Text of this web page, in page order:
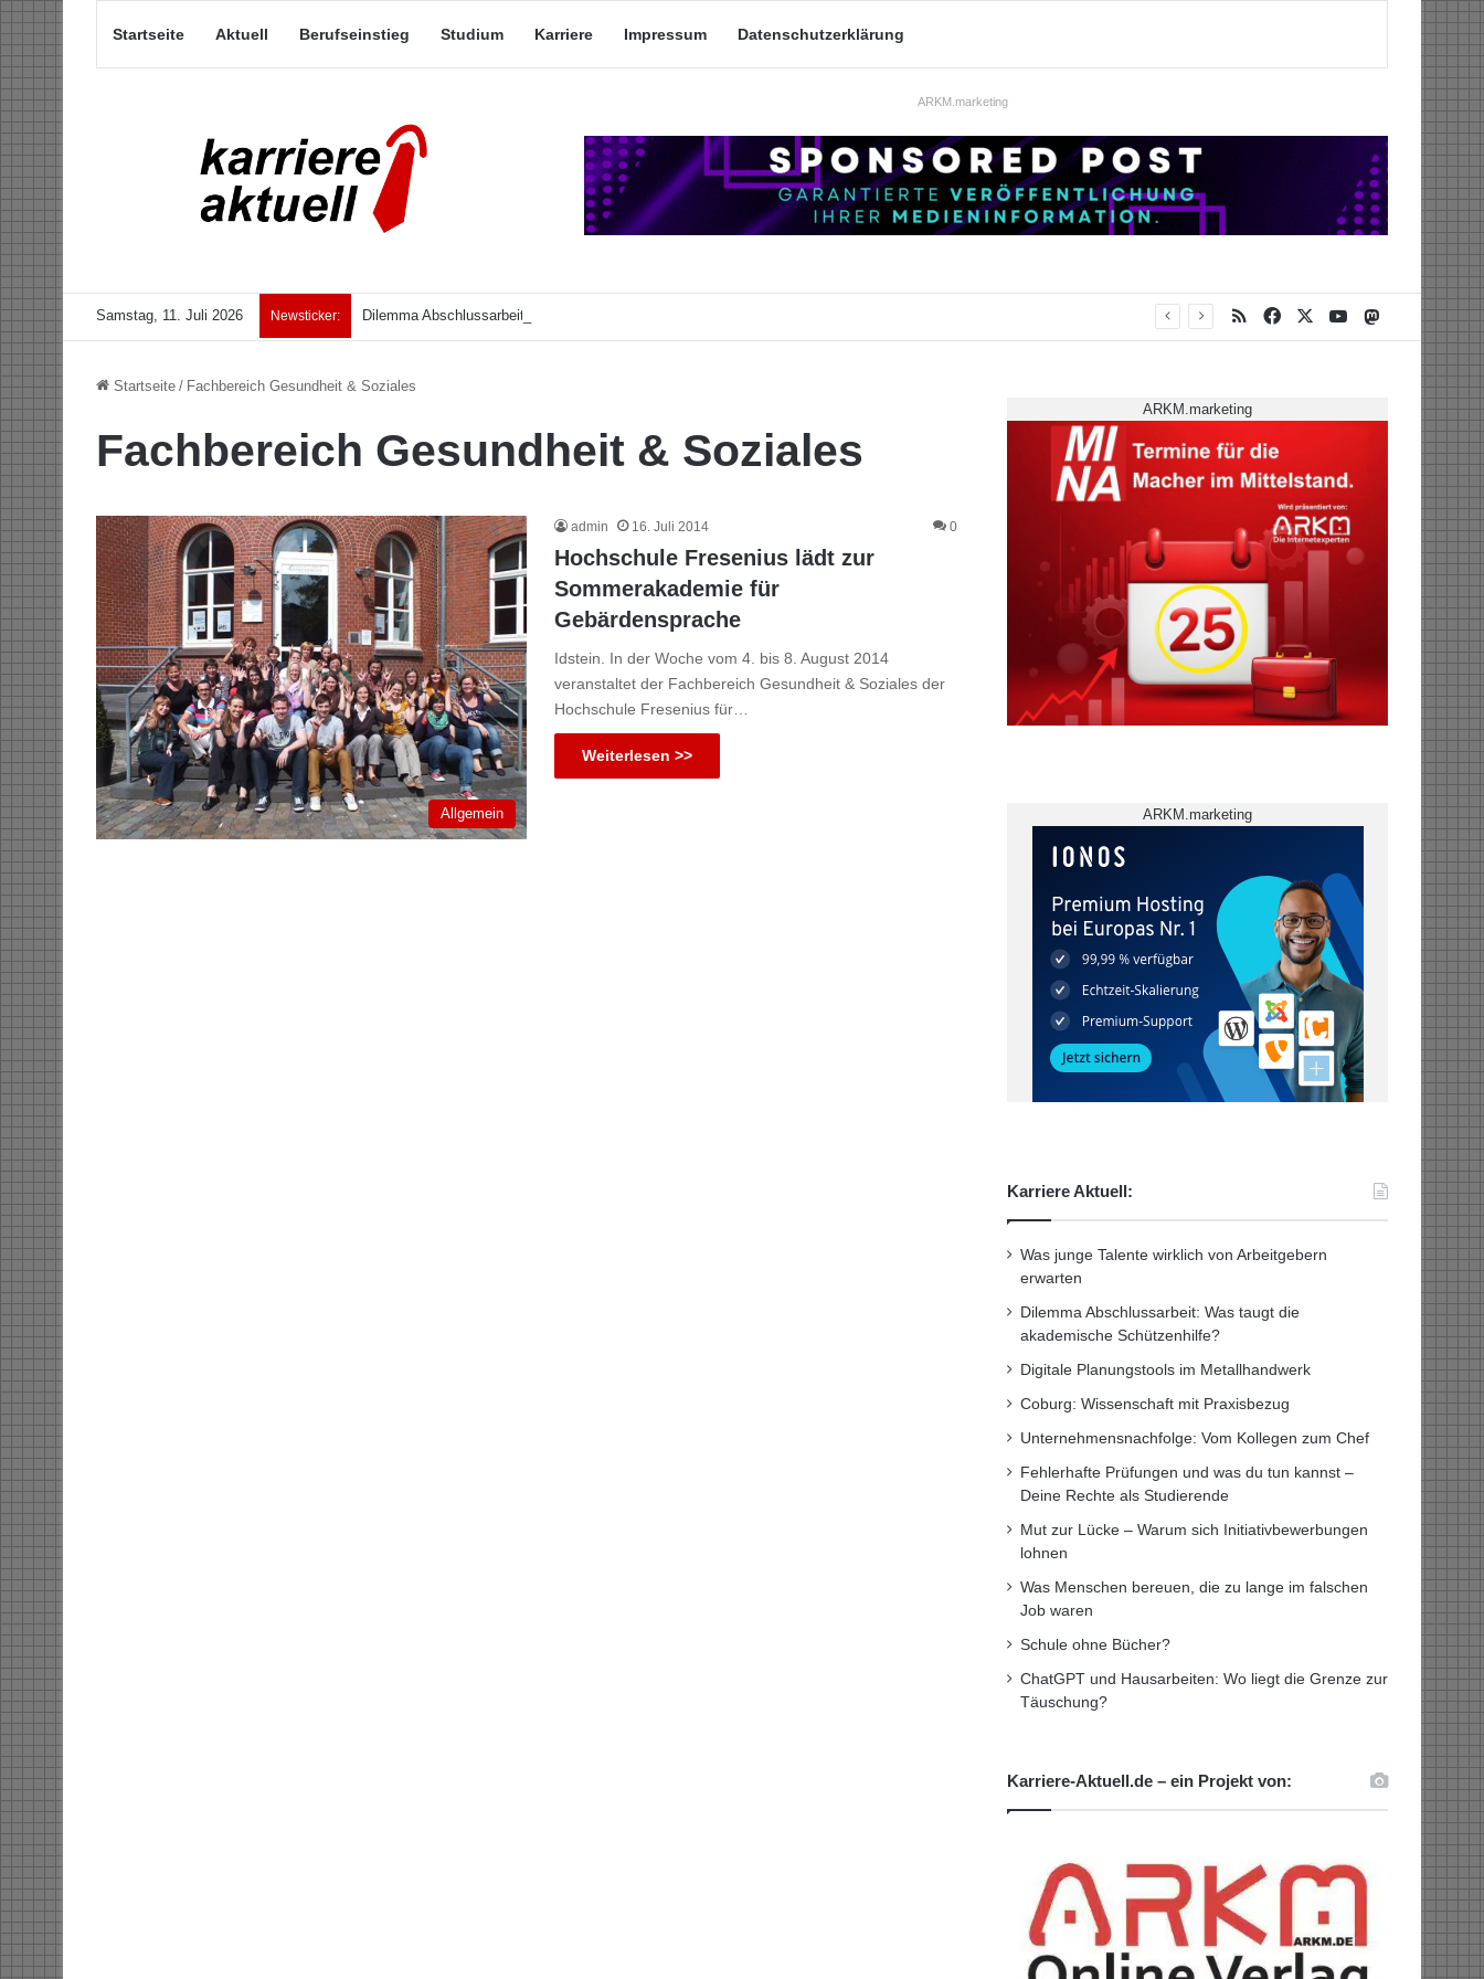
Startseite Aktuell Berufseinstieg Studium Karriere Impressum Datenschutzerklärung
ARKM.marketing
Samstag, 11. Juli 2026 Newsticker: Dilemma Abschlussarbeit: Was taugt die akademische Schützenhilfe? RSS Facebook YouTubeMastodon
Startseite / Fachbereich Gesundheit & Soziales
Fachbereich Gesundheit & Soziales
Allgemein
admin 16. Juli 2014 0
Hochschule Fresenius lädt zur
Sommerakademie für
Gebärdensprache
Idstein. In der Woche vom 4. bis 8. August 2014
veranstaltet der Fachbereich Gesundheit & Soziales der
Hochschule Fresenius für…
Weiterlesen >>
ARKM.marketing
ARKM.marketing
Karriere Aktuell:
Was junge Talente wirklich von Arbeitgebern
erwarten
Dilemma Abschlussarbeit: Was taugt die
akademische Schützenhilfe?
Digitale Planungstools im Metallhandwerk
Coburg: Wissenschaft mit Praxisbezug
Unternehmensnachfolge: Vom Kollegen zum Chef
Fehlerhafte Prüfungen und was du tun kannst –
Deine Rechte als Studierende
Mut zur Lücke – Warum sich Initiativbewerbungen
lohnen
Was Menschen bereuen, die zu lange im falschen
Job waren
Schule ohne Bücher?
ChatGPT und Hausarbeiten: Wo liegt die Grenze zur
Täuschung?
Karriere-Aktuell.de – ein Projekt von: